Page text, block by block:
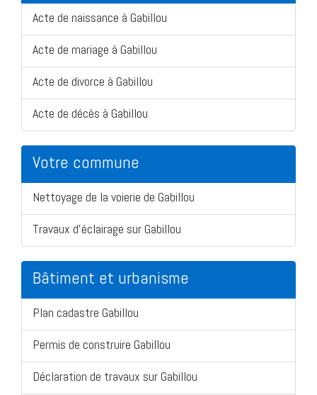
Acte de naissance à Gabillou
Acte de mariage à Gabillou
Acte de divorce à Gabillou
Acte de décès à Gabillou
Votre commune
Nettoyage de la voierie de Gabillou
Travaux d'éclairage sur Gabillou
Bâtiment et urbanisme
Plan cadastre Gabillou
Permis de construire Gabillou
Déclaration de travaux sur Gabillou